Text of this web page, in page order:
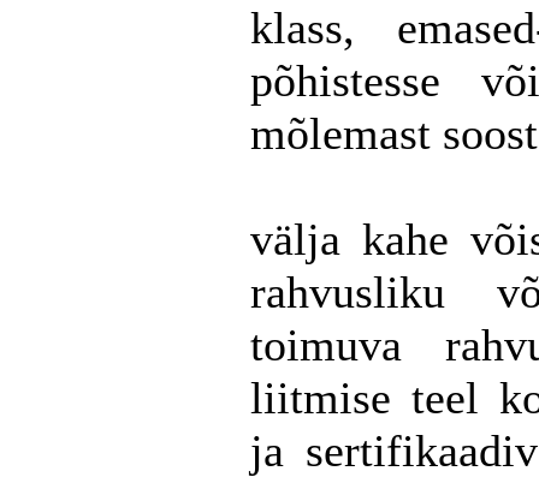
klass,
põhistesse
mõlemast
välja kahe
rahvusliku
toimuva
liitmise teel
ja